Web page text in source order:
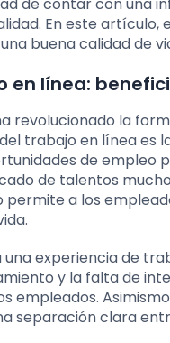
En este
buena calidad de
en línea:
revolucionado la
trabajo en línea es
de
de talentos
a los
experiencia de
y la falta de
empleados.
separación clara